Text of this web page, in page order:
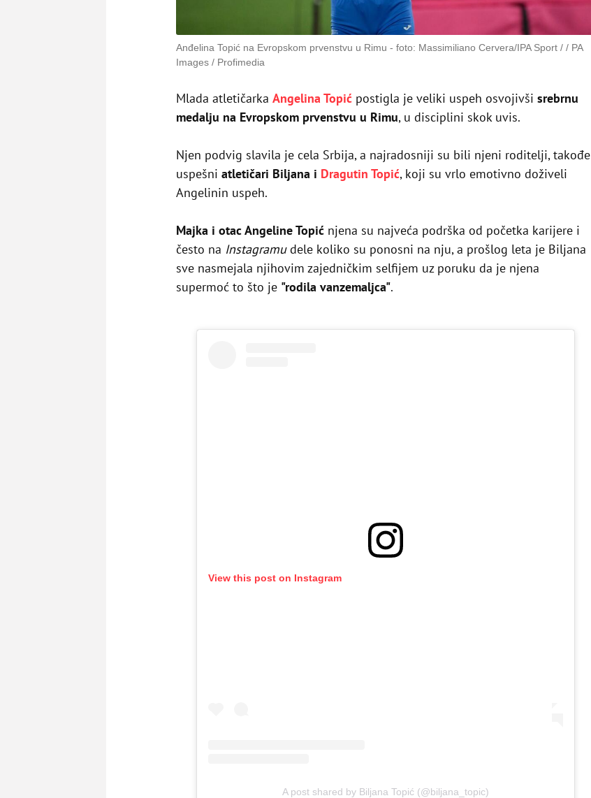
Anđelina Topić na Evropskom prvenstvu u Rimu
foto: Massimiliano Cervera/IPA Sport / / PA
Images / Profimedia
Mlada atletičarka Angelina Topić postigla je veliki uspeh osvojivši srebrnu
medalju na Evropskom prvenstvu u Rimu, u disciplini skok uvis.
Njen podvig slavila je cela Srbija, a najradosniji su bili njeni roditelji, takođe
uspešni atletičari Biljana i Dragutin Topić, koji su vrlo emotivno doživeli
Angelinin uspeh.
Majka i otac Angeline Topić njena su najveća podrška od početka karijere i
često na Instagramudele koliko su ponosni na nju, a prošlog leta je Biljana
sve nasmejala njihovim zajedničkim selfijem uz poruku da je njena
supermoć to što je "rodila vanzemaljca".
View this post on Instagram
A post shared by Biljana Topić (@biljana_topic)